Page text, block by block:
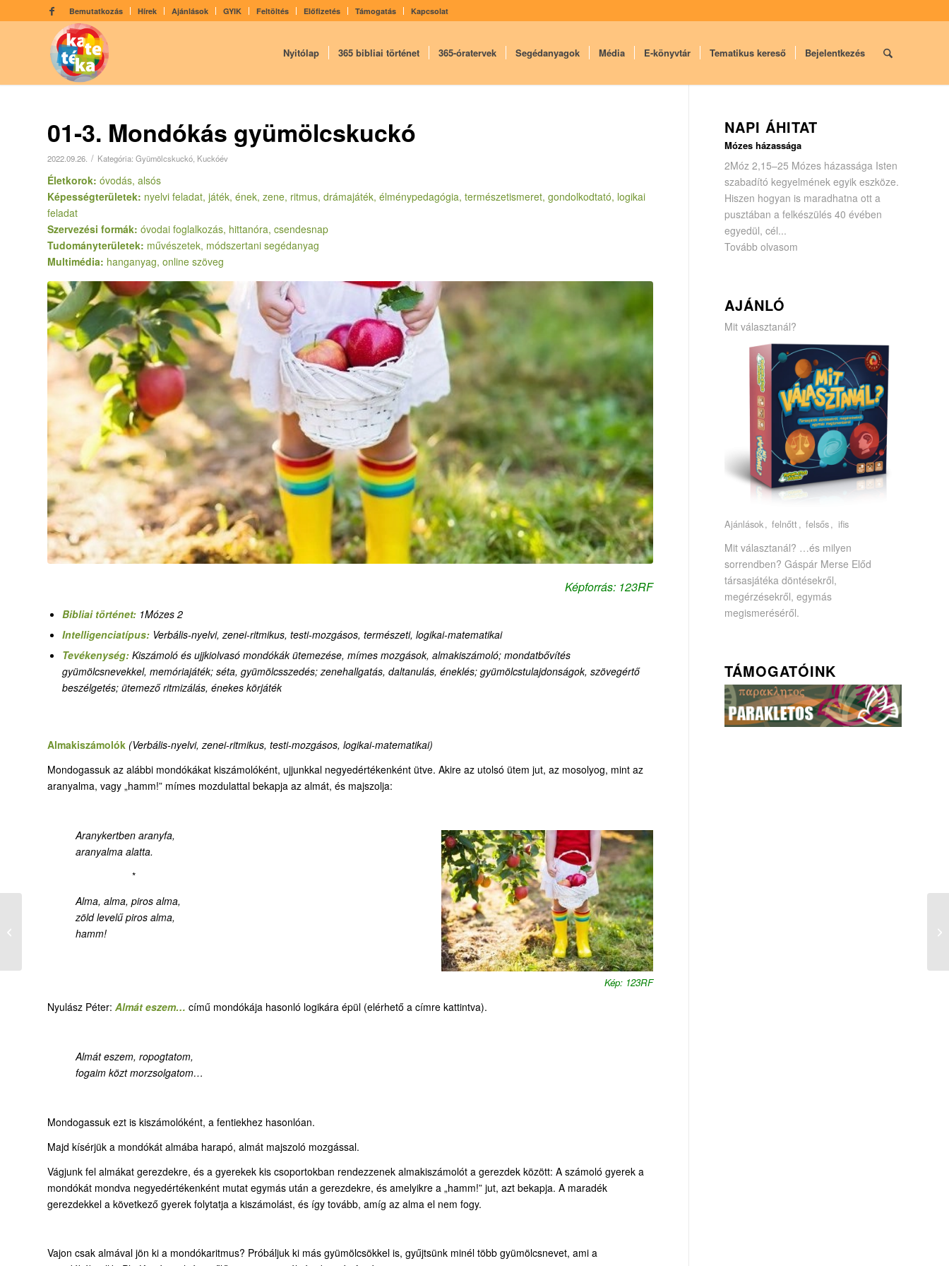
Bemutatkozás Hírek Ajánlások GYIK Feltöltés Előfizetés Támogatás Kapcsolat
Nyitólap 365 bibliai történet 365-óratervek Segédanyagok Média E-könyvtár Tematikus kereső Bejelentkezés
01-3. Mondókás gyümölcskuckó
2022.09.26. / Kategória: Gyümölcskuckó Kuckóév
Életkorok: óvodás, alsós
Képességterületek: nyelvi feladat, játék, ének, zene, ritmus, drámajáték, élménypedagógia, természetismeret, gondolkodtató, logikai
feladat
Szervezési formák: óvodai foglalkozás, hittanóra, csendesnap
Tudományterületek: művészetek, módszertani segédanyag
Multimédia: hanganyag, online szöveg
Képforrás: 123RF
Bibliai történet: 1Mózes 2
Intelligenciatípus: Verbális-nyelvi, zenei-ritmikus, testi-mozgásos, természeti, logikai-matematikai
Tevékenység: Kiszámoló és ujjkiolvasó mondókák ütemezése, mímes mozgások, almakiszámoló; mondatbővítés
gyümölcsnevekkel, memóriajáték; séta, gyümölcsszedés; zenehallgatás, daltanulás, éneklés; gyümölcstulajdonságok, szövegértő
beszélgetés; ütemező ritmizálás, énekes körjáték
Almakiszámolók (Verbális-nyelvi, zenei-ritmikus, testi-mozgásos, logikai-matematikai)
Mondogassuk az alábbi mondókákat kiszámolóként, ujjunkkal negyedértékenként ütve. Akire az utolsó ütem jut, az mosolyog, mint az
aranyalma, vagy „hamm!” mímes mozdulattal bekapja az almát, és majszolja:
Aranykertben aranyfa,
aranyalma alatta.
*
Alma, alma, piros alma,
zöld levelű piros alma,
hamm!
Kép: 123RF
Nyulász Péter: Almát eszem… című mondókája hasonló logikára épül (elérhető a címre kattintva).
Almát eszem, ropogtatom,
fogaim közt morzsolgatom…
Mondogassuk ezt is kiszámolóként, a fentiekhez hasonlóan.
Majd kísérjük a mondókát almába harapó, almát majszoló mozgással.
Vágjunk fel almákat gerezdekre, és a gyerekek kis csoportokban rendezzenek almakiszámolót a gerezdek között: A számoló gyerek a
mondókát mondva negyedértékenként mutat egymás után a gerezdekre, és amelyikre a „hamm!” jut, azt bekapja. A maradék
gerezdekkel a következő gyerek folytatja a kiszámolást, és így tovább, amíg az alma el nem fogy.
Vajon csak almával jön ki a mondókaritmus? Próbáljuk ki más gyümölcsökkel is, gyűjtsünk minél több gyümölcsnevet, ami a
NAPI ÁHITAT
Mózes házassága
2Móz 2,15–25 Mózes házassága Isten
szabadító kegyelmének egyik eszköze.
Hiszen hogyan is maradhatna ott a
pusztában a felkészülés 40 évében
egyedül, cél...
Tovább olvasom
AJÁNLÓ
Mit választanál?
Ajánlások felnőtt felsős ifis
Mit választanál? …és milyen
sorrendben? Gáspár Merse Előd
társasjátéka döntésekről,
megérzésekről, egymás
megismeréséről.
TÁMOGATÓINK
01-2. Gyümölcskuckó –
Gyümölcskosár